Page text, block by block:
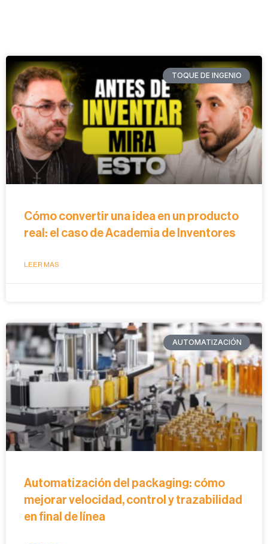
TOQUE DE INGENIO
Cómo convertir una idea en un producto
real: el caso de Academia de Inventores
LEER MÁS
AUTOMATIZACIÓN
Automatización del packaging: cómo
mejorar velocidad, control y trazabilidad
en final de línea